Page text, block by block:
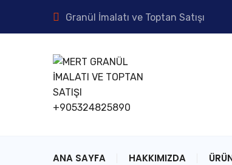
Granül İmalatı ve Toptan Satışı
ANA SAYFA HAKKIMIZDA